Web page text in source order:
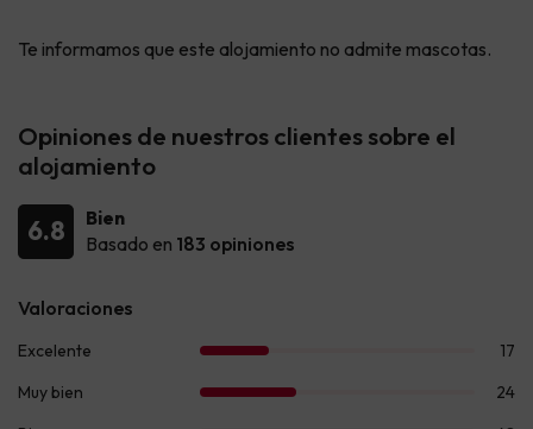
Te informamos que este alojamiento no admite mascotas.
Opiniones de nuestros clientes sobre el
alojamiento
6.8
Bien
Basado en 183 opiniones